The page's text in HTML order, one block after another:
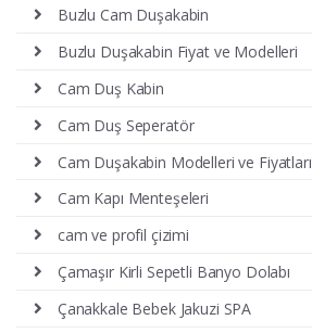
Buzlu Cam Duşakabin
Buzlu Duşakabin Fiyat ve Modelleri
Cam Duş Kabin
Cam Duş Seperatör
Cam Duşakabin Modelleri ve Fiyatları
Cam Kapı Menteşeleri
cam ve profil çizimi
Çamaşır Kirli Sepetli Banyo Dolabı
Çanakkale Bebek Jakuzi SPA